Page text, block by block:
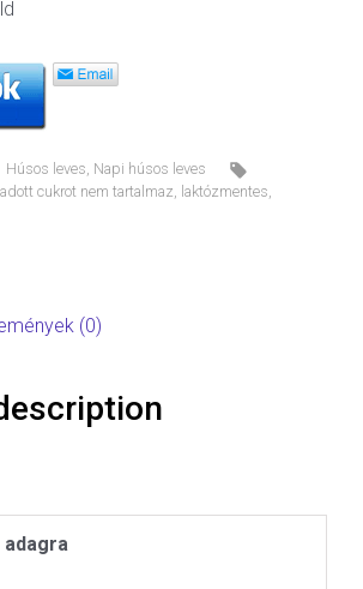
Húsos leves, Napi húsos leves
cukrot nem tartalmaz, laktózmentes,
(0)